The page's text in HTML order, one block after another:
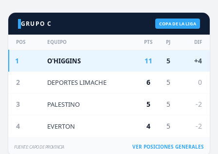
GRUPO C COPA DE LA LIGA
POS EQUIPO PTS PJ DIF
1 O'HIGGINS 11 5 +4
2 DEPORTES LIMACHE 6 5 0
3 PALESTINO 5 5 -2
4 EVERTON 4 5 -2
FUENTE: CAPO DE PROVINCIA VER POSICIONES GENERALES